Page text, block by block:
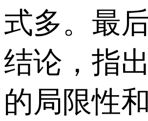
式多。最
结论，指
的局限性